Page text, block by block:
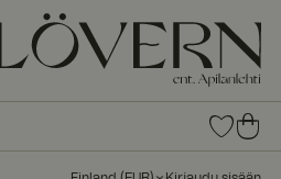
0
tuot
suo
0
tu
ot